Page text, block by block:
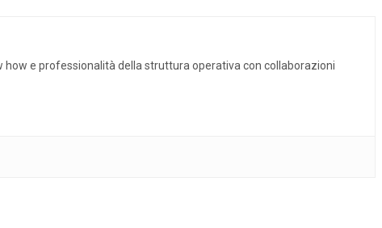
e professionalità della struttura operativa con collaborazioni